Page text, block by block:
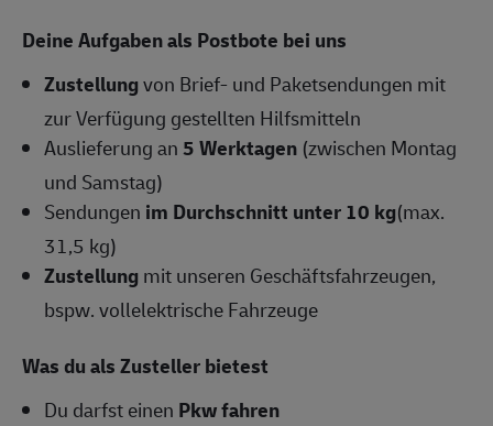
Deine Aufgaben als Postbote bei uns
Zustellungvon Brief- und Paketsendungen mit
zur Verfügung gestellten Hilfsmitteln
Auslieferung an5 Werktagen (zwischen Montag
und Samstag)
Sendungen im Durchschnitt unter 10 kg(max.
31,5 kg)
Zustellungmit unseren Geschäftsfahrzeugen,
bspw. vollelektrische Fahrzeuge
Was du als Zusteller bietest
Du darfst einen Pkw fahren